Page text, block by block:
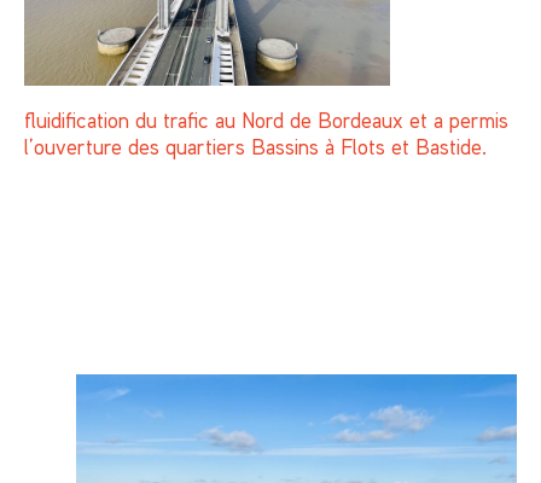
fluidification du trafic au Nord de Bordeaux et a permis
l’ouverture des quartiers Bassins à Flots et Bastide.